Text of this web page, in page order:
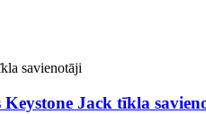
Jack tīkla